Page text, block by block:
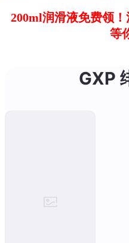
200ml润滑液免费领
等
GXP